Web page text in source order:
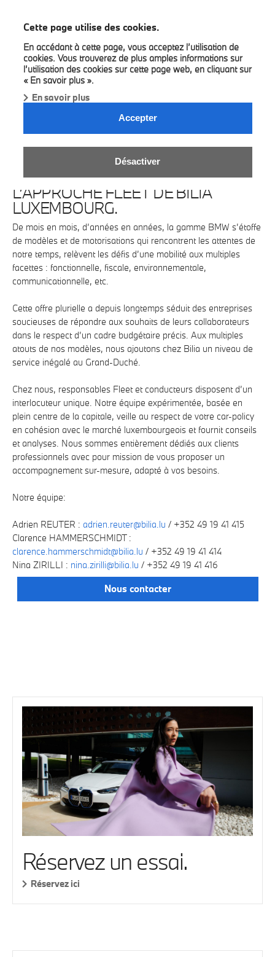
Cette page utilise des cookies.
En accédant à cette page, vous acceptez l’utilisation de
cookies. Vous trouverez de plus amples informations sur
l’utilisation des cookies sur cette page web, en cliquant sur
« En savoir plus ».
En savoir plus
Accepter
Désactiver
FLEET SALES BILIA.
L’APPROCHE FLEET DE BILIA
LUXEMBOURG.
De mois en mois, d’années en années, la gamme BMW s’étoffe
de modèles et de motorisations qui rencontrent les attentes de
notre temps, relèvent les défis d’une mobilité aux multiples
facettes : fonctionnelle, fiscale, environnementale,
communicationnelle, etc.
Cette offre plurielle a depuis longtemps séduit des entreprises
soucieuses de répondre aux souhaits de leurs collaborateurs
dans le respect d’un cadre budgétaire précis. Aux multiples
atouts de nos modèles, nous ajoutons chez Bilia un niveau de
service inégalé au Grand-Duché.
Chez nous, responsables Fleet et conducteurs disposent d’un
interlocuteur unique. Notre équipe expérimentée, basée en
plein centre de la capitale, veille au respect de votre car-policy
en cohésion avec le marché luxembourgeois et fournit conseils
et analyses. Nous sommes entièrement dédiés aux clients
professionnels avec pour mission de vous proposer un
accompagnement sur-mesure, adapté à vos besoins.
Notre équipe:
Adrien REUTER : adrien.reuter@bilia.lu / +352 49 19 41 415
Clarence HAMMERSCHMIDT :
clarence.hammerschmidt@bilia.lu / +352 49 19 41 414
Nina ZIRILLI : nina.zirilli@bilia.lu / +352 49 19 41 416
Nous contacter
Réservez un essai.
Réservez ici